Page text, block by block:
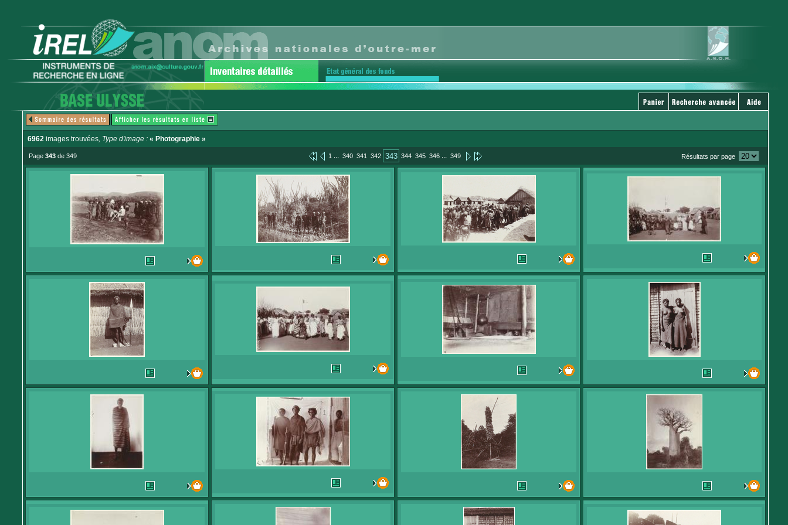
6962 images trouvées, Type d'image : « Photographie »
Page 343 de 349 1 ... 340 341 342 343 344 345 346 ... 349 Résultats par page